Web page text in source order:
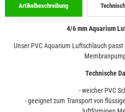
Artikelbeschreibung
4/6 mm Aquarium
Unser PVC Aquarium Luftschlauch
Technische
- weicher PVC
- geeignet zum Transport von